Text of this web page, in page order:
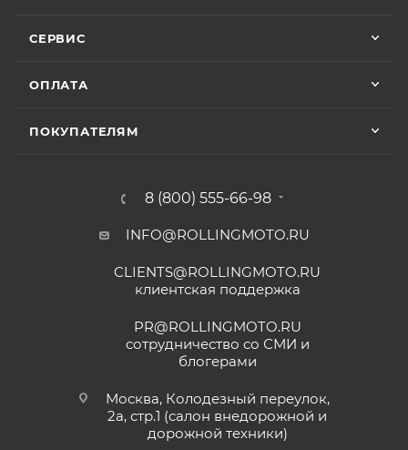
СЕРВИС
ОПЛАТА
ПОКУПАТЕЛЯМ
8 (800) 555-66-98
INFO@ROLLINGMOTO.RU
CLIENTS@ROLLINGMOTO.RU
клиентская поддержка
PR@ROLLINGMOTO.RU
сотрудничество со СМИ и
блогерами
Москва, Колодезный переулок,
2а, стр.1 (салон внедорожной и
дорожной техники)